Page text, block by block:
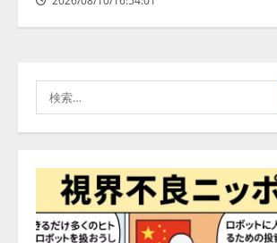
索:
生成AI人事労務実
「奇跡のセミナー
動！ HR × AI
2026/08/10/10:53:44
5
データ」活用設計を
2026/08/10/09:53:47